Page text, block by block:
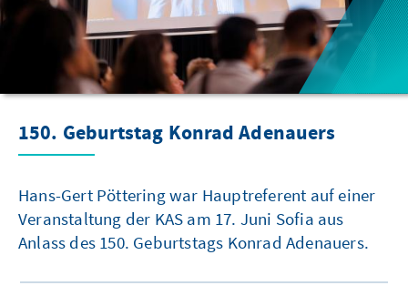
150. Geburtstag Konrad Adenauers
Hans-Gert Pöttering war Hauptreferent auf einer
Veranstaltung der KAS am 17. Juni Sofia aus
Anlass des 150. Geburtstags Konrad Adenauers.